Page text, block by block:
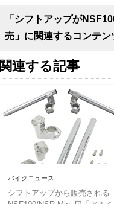
「シフトアップが
売」に関連するコンテン
関連する記事
バイクニュース
シフトアップから販売される